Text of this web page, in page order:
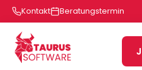
Kontakt Beratungstermin